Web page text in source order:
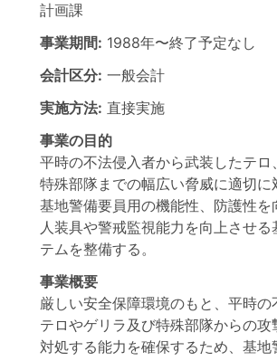
計画課
事業期間: 1988年〜終了予定なし
会計区分: 一般会計
実施方法: 直接実施
事業の目的
平時の不法侵入者から武装したテロ
特殊部隊までの幅広い脅威に適切に
基地警備要員用の機能性、防護性を
人装具や警戒監視能力を向上させる
テムを整備する。
事業概要
厳しい安全保障環境のもと、平時の
テロやゲリラ及び特殊部隊からの攻
対処する能力を確保するため、基地